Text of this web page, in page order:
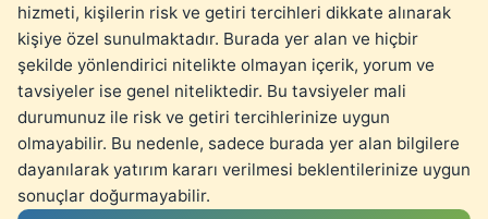
Yasal Uyarı
hizmeti, kişilerin risk ve getiri tercihleri dikkate alınarak
kişiye özel sunulmaktadır. Burada yer alan ve hiçbir
şekilde yönlendirici nitelikte olmayan içerik, yorum ve
tavsiyeler ise genel niteliktedir. Bu tavsiyeler mali
durumunuz ile risk ve getiri tercihlerinize uygun
olmayabilir. Bu nedenle, sadece burada yer alan bilgilere
dayanılarak yatırım kararı verilmesi beklentilerinize uygun
sonuçlar doğurmayabilir.
© 2026 kartopu.money